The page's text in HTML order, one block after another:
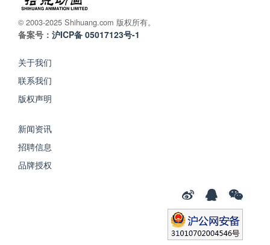
© 2003-2025 Shihuang.com 版权所有。
备案号： 沪ICP备 05017123号-1
关于我们
联系我们
版权声明
新闻资讯
招聘信息
品牌授权